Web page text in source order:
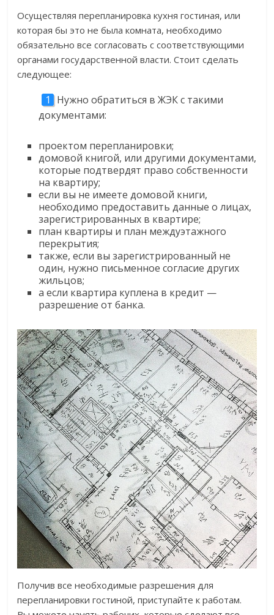
Осуществляя перепланировка кухня гостиная, или
которая бы это не была комната, необходимо
обязательно все согласовать с соответствующими
органами государственной власти. Стоит сделать
следующее:
Нужно обратиться в ЖЭК с такими
документами:
проектом перепланировки;
домовой книгой, или другими документами,
которые подтвердят право собственности
на квартиру;
если вы не имеете домовой книги,
необходимо предоставить данные о лицах,
зарегистрированных в квартире;
план квартиры и план междуэтажного
перекрытия;
также, если вы зарегистрированный не
один, нужно письменное согласие других
жильцов;
а если квартира куплена в кредит —
разрешение от банка.
Получив все необходимые разрешения для
перепланировки гостиной, приступайте к работам.